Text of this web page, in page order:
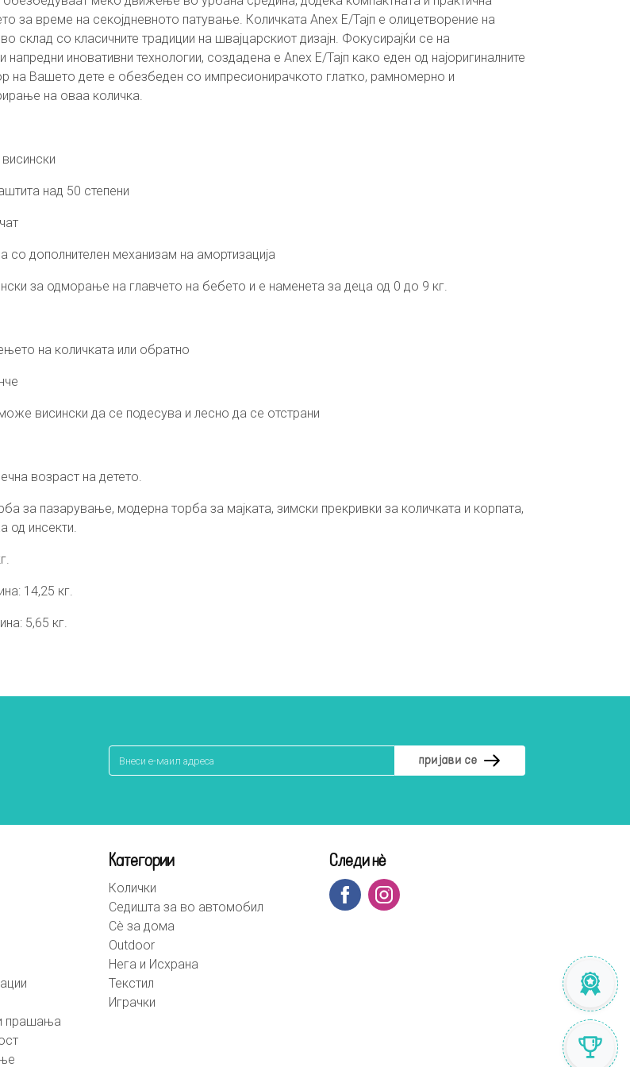
за време на секојдневното патување. Количката Anex Е/Тајп е олицетворение на
склад со класичните традиции на швајцарскиот дизајн. Фокусирајќи се на
иновативни технологии, создадена е Anex Е/Тајп како еден од најоригиналните
на Вашето дете е обезбеден со импресионирачкото глатко, рамномерно и
на оваа количка.
над 50 степени
со дополнителен механизам на амортизација
за одморање на главчето на бебето и е наменета за деца од 0 до 9 кг.
на количката или обратно
висински да се подесува и лесно да се отстрани
возраст на детето.
за пазарување, модерна торба за мајката, зимски прекривки за количката и корпата,
од инсекти.
14,25 кг.
5,65 кг.
прашања
Категории
Колички
Седишта за во автомобил
Сè за дома
Outdoor
Нега и Исхрана
Текстил
Играчки
Следи нè